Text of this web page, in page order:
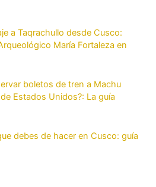
a Taqrachullo desde Cusco:
María Fortaleza en
boletos de tren a Machu
Estados Unidos?: La guía
debes de hacer en Cusco: guía